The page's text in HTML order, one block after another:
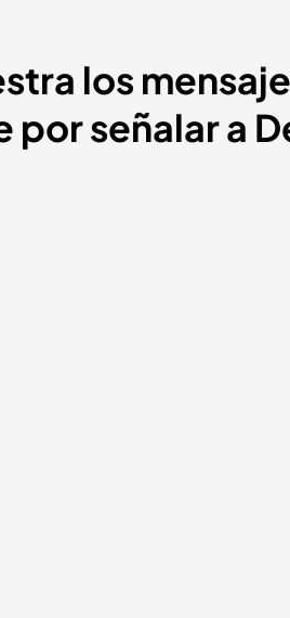
los
señalar a